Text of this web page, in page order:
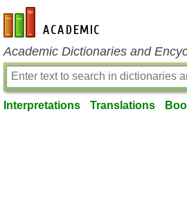
en-academic.com
Academic Dictionaries and
Interpretations Translations